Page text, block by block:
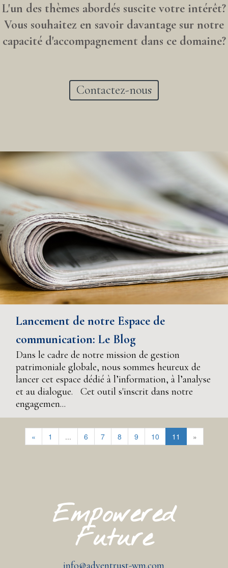
L'un des thèmes abordés suscite votre intérêt?
Vous souhaitez en savoir davantage sur notre
capacité d'accompagnement dans ce domaine?
Contactez-nous
Lancement de notre Espace de
communication: Le Blog
Dans le cadre de notre mission de gestion
patrimoniale globale, nous sommes heureux de
lancer cet espace dédié à l’information, à l’analyse
et au dialogue. Cet outil s'inscrit dans notre
engagemen...
« 1 ... 6 7 8 9 10 11 »
Empowered
Future
info@adventrust-wm.com